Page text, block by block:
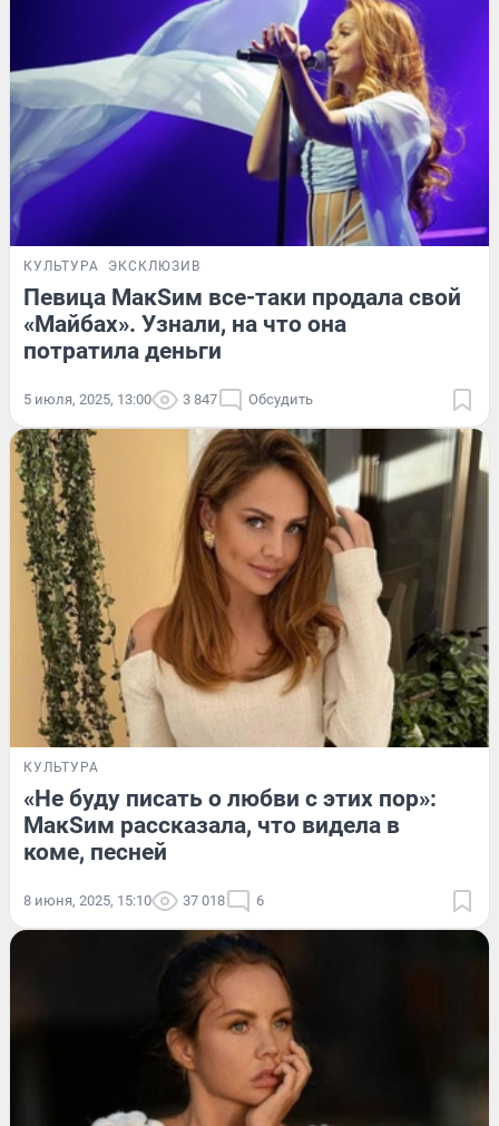
КУЛЬТУРА ЭКСКЛЮЗИВ
Певица МакSим все-таки продала свой
«Майбах». Узнали, на что она
потратила деньги
5 июля, 2025, 13:00 3 847 Обсудить
КУЛЬТУРА
«Не буду писать о любви с этих пор»:
МакSим рассказала, что видела в
коме, песней
8 июня, 2025, 15:10 37 018 6